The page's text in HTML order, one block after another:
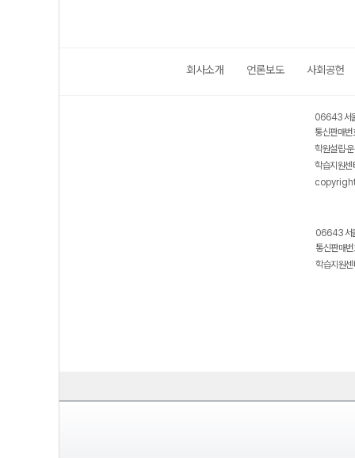
회사소개 언론보도 사회공헌
06643 서
통신판매
학원설립·
학습지원
06643 서
통신판매
학습지원